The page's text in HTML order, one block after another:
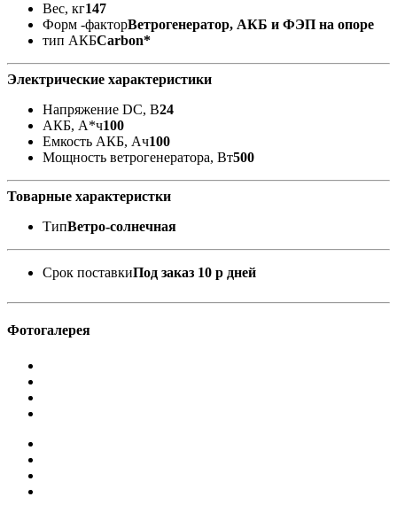
Вес, кг147
Форм -факторВетрогенератор, АКБ и ФЭП на опоре
тип АКБCarbon*
Электрические характеристики
Напряжение DC, В24
АКБ, А*ч100
Емкость АКБ, Ач100
Мощность ветрогенератора, Вт500
Товарные характеристки
ТипВетро-солнечная
Срок поставкиПод заказ 10 р дней
Фотогалерея